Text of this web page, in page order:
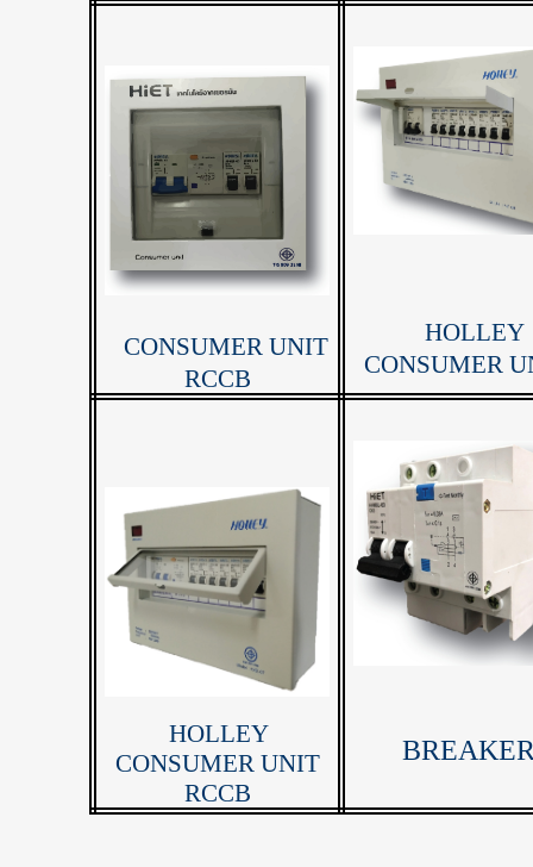
CONSUMER UNIT
RCCB
HOLLEY
CONSUMER
HOLLEY
CONSUMER UNIT
RCCB